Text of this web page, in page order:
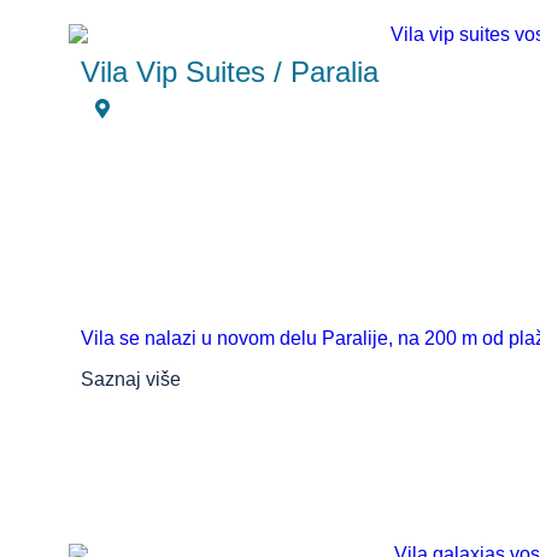
Vila Vip Suites / Paralia
Vila se nalazi u novom delu Paralije, na 200 m od
Saznaj više